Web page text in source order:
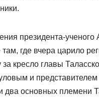
президента-
где вчера царило
кресло главы
и
два основных племени